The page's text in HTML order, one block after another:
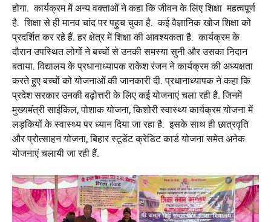
होगा. कार्यक्रम में अन्य वक्ताओं ने कहा कि जीवन के लिए शिक्षा महत्वपूर्ण
है. शिक्षा से ही मानव चांद पर पहुच चुका है. कई वैज्ञानिक खोज शिक्षा को
प्रदर्शित कर रहे हैं. हर क्षेत्र में शिक्षा की आवश्यकता है. कार्यक्रम के
दौरान उपस्थित लोगों ने बच्चों से उनकी समस्या सुनी और उसका निदान
बताया. विद्यालय के प्रधानाध्यापक राकेश रंजन ने कार्यक्रम की अध्यक्षता
करते हुए बच्चों को योजनाओं की जानकारी दी. प्रधानाध्यापक ने कहा कि
प्रदेश सरकार उनकी बढ़ोत्तरी के लिए कई योजनाएं चला रही है. जिनमें
मुख्यमंत्री साईकिल, पोशाक योजना, किशोरी स्वास्थ्य कार्यक्रम योजना में
लड़कियों के स्वास्थ्य पर ध्यान दिया जा रहा है. इसके साथ ही छात्रवृति
और प्रोत्साहन योजना, बिहार स्टूडेंट क्रेडिट कार्ड योजना समेत अनेक
योजनाएं चलायी जा रही हैं.